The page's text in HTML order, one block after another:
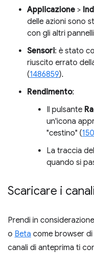
Applicazione >
delle azioni sono
con gli altri
Sensori: è stato
riuscito errato
(1486859).
Rendimento:
Il pulsante
un'icona
"cestino" (
La traccia
quando si
Scaricare i
Prendi in
o Beta come browser
canali di anteprima ti